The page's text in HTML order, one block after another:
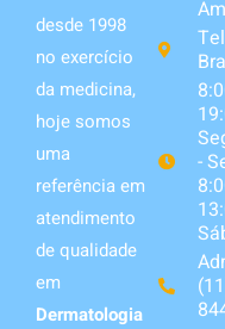
desde 1998
no exercício
da medicina,
hoje somos
uma
referência em
atendimento
de qualidade
em
Dermatologia
-